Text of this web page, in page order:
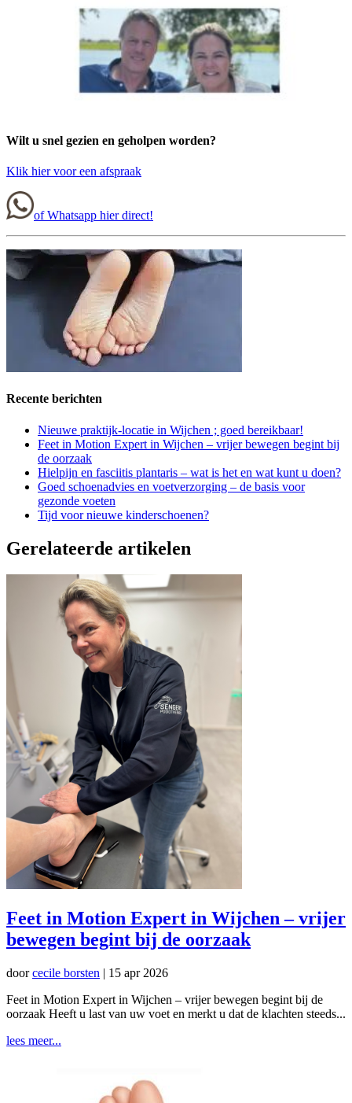
Wilt u snel gezien en geholpen worden?
Klik hier voor een afspraak
of Whatsapp hier direct!
Recente berichten
Nieuwe praktijk-locatie in Wijchen ; goed bereikbaar!
Feet in Motion Expert in Wijchen – vrijer bewegen begint bij
de oorzaak
Hielpijn en fasciitis plantaris – wat is het en wat kunt u doen?
Goed schoenadvies en voetverzorging – de basis voor
gezonde voeten
Tijd voor nieuwe kinderschoenen?
Gerelateerde artikelen
Feet in Motion Expert in Wijchen – vrijer
bewegen begint bij de oorzaak
doorcecile borsten | 15 apr 2026
Feet in Motion Expert in Wijchen – vrijer bewegen begint bij de
oorzaak Heeft u last van uw voet en merkt u dat de klachten steeds...
lees meer...